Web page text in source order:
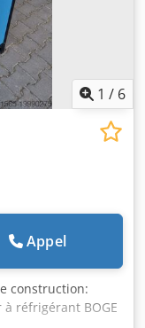
1 / 6
Appel
construction:
réfrigérant BOGE